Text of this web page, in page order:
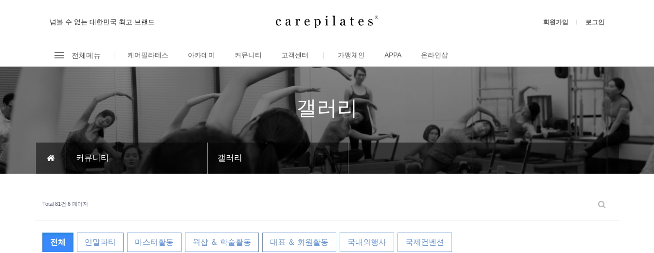
넘볼 수 없는 대한민국 최고 브랜드 회원가입 로그인
전체메뉴 케어필라테스 아카데미 커뮤니티 고객센터 가맹체인 APPA 온라인샵
갤러리
커뮤니티 갤러리
Total 81건 6 페이지
전체 연말파티 마스터활동 웍샵 ＆ 학술활동 대표 ＆ 회원활동 국내외행사 국제컨벤션